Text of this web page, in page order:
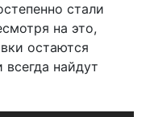
стали
на это,
остаются
найдут